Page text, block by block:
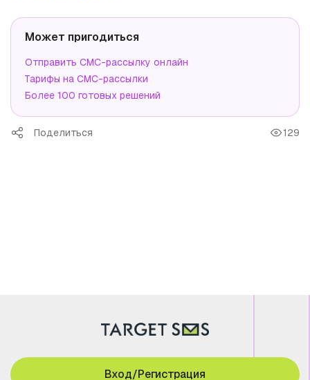
Может пригодиться
Отправить СМС-рассылку онлайн
Тарифы на СМС-рассылки
Более 100 готовых решений
Поделиться 129
Вход/Регистрация